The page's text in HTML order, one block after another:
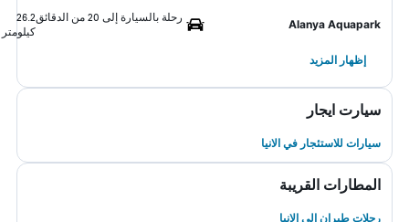
Alanya Aquapark
رحلة بالسيارة إلى 20 من الدقائق
26.2
كيلومتر
إظهار المزيد
سيارت ايجار
سيارات للاستئجار في الانيا
المطارات القريبة
رحلات طيران إلى الانيا